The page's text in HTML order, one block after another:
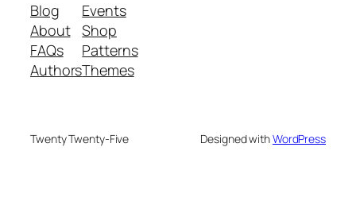
Blog
About
FAQs
Authors
Events
Shop
Patterns
Themes
Twenty Twenty-Five Designed withWordPress